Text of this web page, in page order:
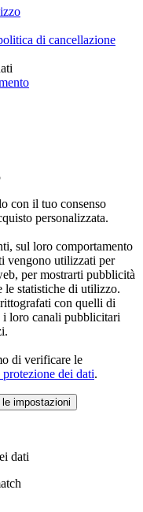
di cancellazione
con il tuo consenso
personalizzata.
sul loro comportamento
vengono utilizzati per
per mostrarti pubblicità
le statistiche di utilizzo.
con quelli di
i loro canali pubblicitari
di verificare le
dei dati.
impostazioni
dati